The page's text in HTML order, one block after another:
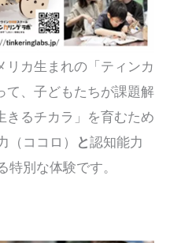
カ生まれの「ティンカ
て、子どもたちが課題解
るチカラ」を育むため
ココロ） と認知能力
別な体験です。